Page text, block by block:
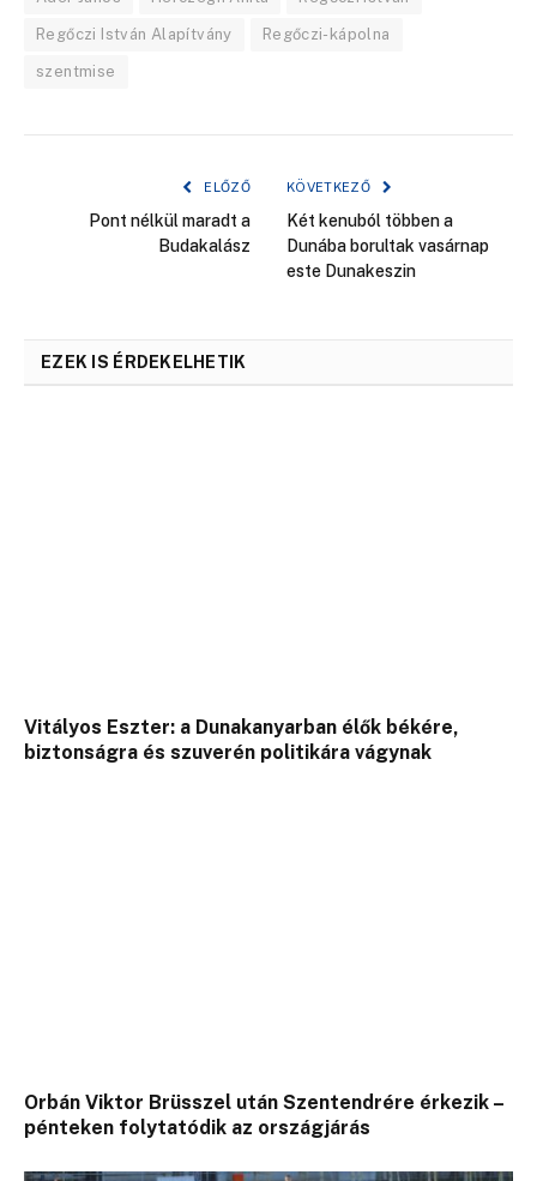
Regőczi István Alapítvány Regőczi-kápolna
szentmise
ELŐZŐ
Pont nélkül maradt a
Budakalász
KÖVETKEZŐ
Két kenuból többen a
Dunába borultak vasárnap
este Dunakeszin
EZEK IS ÉRDEKELHETIK
Vitályos Eszter: a Dunakanyarban élők békére,
biztonságra és szuverén politikára vágynak
Orbán Viktor Brüsszel után Szentendrére érkezik –
pénteken folytatódik az országjárás